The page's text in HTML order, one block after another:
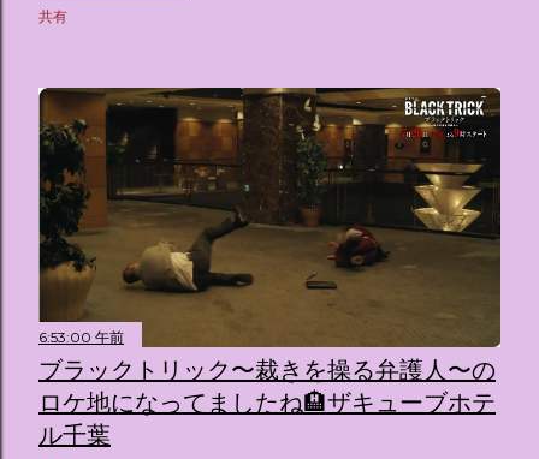
共有
6:53:00 午前
ブラックトリック〜裁きを操る弁護人〜の
ロケ地になってましたね🏨ザキューブホテ
ル千葉